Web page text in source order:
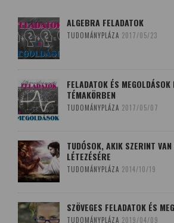
ALGEBRA FELADATOK
TUDOMÁNYPLÁZA 2017/05/23
FELADATOK ÉS MEGOLDÁSOK
TÉMAKÖRBEN
TUDOMÁNYPLÁZA 2017/05/07
TUDÓSOK, AKIK SZERINT
LÉTEZÉSÉRE
TUDOMÁNYPLÁZA 2014/10/19
SZÖVEGES FELADATOK ÉS
TUDOMÁNYPLÁZA 2019/04/09